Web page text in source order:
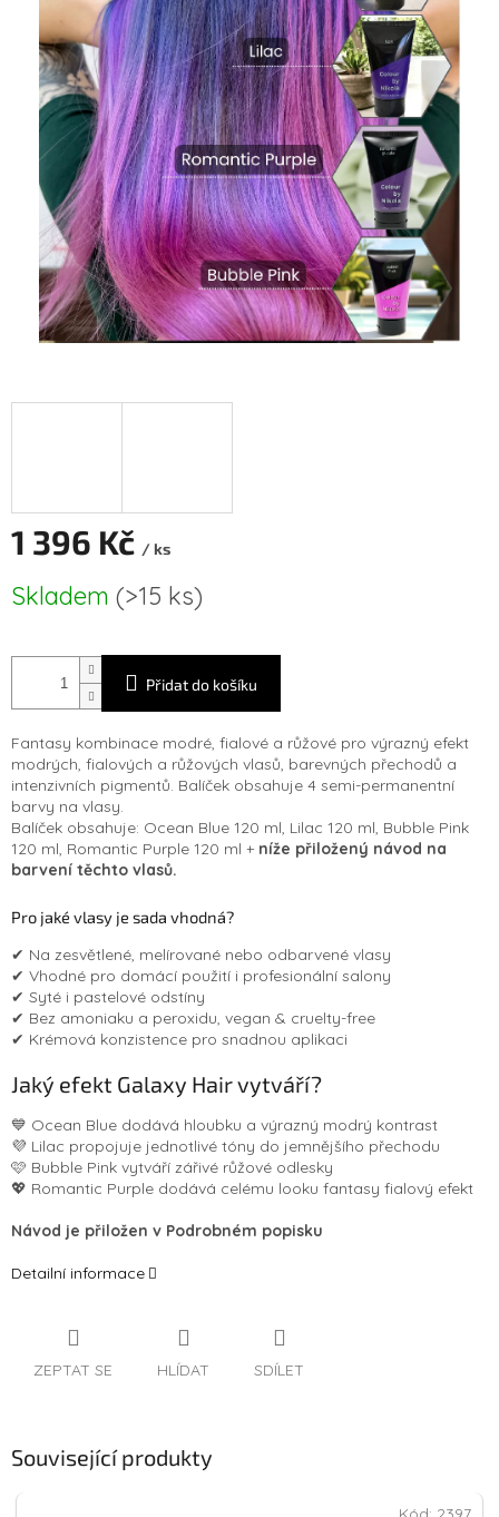
1 396 Kč / ks
cena:
Skladem (>15 ks)
Přidat do košíku
Fantasy kombinace modré, fialové a růžové pro výrazný efekt
modrých, fialových a růžových vlasů, barevných přechodů a
intenzivních pigmentů. Balíček obsahuje 4 semi-permanentní
barvy na vlasy.
Balíček obsahuje: Ocean Blue 120 ml, Lilac 120 ml, Bubble Pink
120 ml, Romantic Purple 120 ml + níže přiložený návod na
barvení těchto vlasů.
Pro jaké vlasy je sada vhodná?
✔ Na zesvětlené, melírované nebo odbarvené vlasy
✔ Vhodné pro domácí použití i profesionální salony
✔ Syté i pastelové odstíny
✔ Bez amoniaku a peroxidu, vegan & cruelty-free
✔ Krémová konzistence pro snadnou aplikaci
Jaký efekt Galaxy Hair vytváří?
💙 Ocean Blue dodává hloubku a výrazný modrý kontrast
💜 Lilac propojuje jednotlivé tóny do jemnějšího přechodu
🩷 Bubble Pink vytváří zářivé růžové odlesky
💖 Romantic Purple dodává celému looku fantasy fialový efekt
Návod je přiložen v Podrobném popisku
Detailní informace
ZEPTAT SE HLÍDAT SDÍLET
Související produkty